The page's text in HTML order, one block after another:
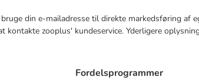
din e-mailadresse til direkte markedsføring af
kontakte zooplus' kundeservice. Yderligere
Fordelsprogrammer